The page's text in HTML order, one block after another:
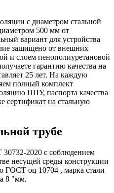
с диаметром стальной
500 мм от
вариант для устройства
защищено от внешних
и слоем пенополиуретановой
гарантию качества на
25 лет. На каждую
полный комплект
ППУ, паспорта качества
сертификат на стальную
трубе
2020 с соблюдением
несущей среды конструкции
ГОСТ оц 10704 , марка стали
8 "мм.